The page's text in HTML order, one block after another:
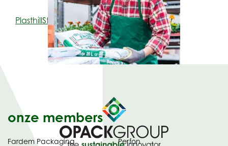
PlasthillStempher
onze members
Fardem Packaging
Perfon